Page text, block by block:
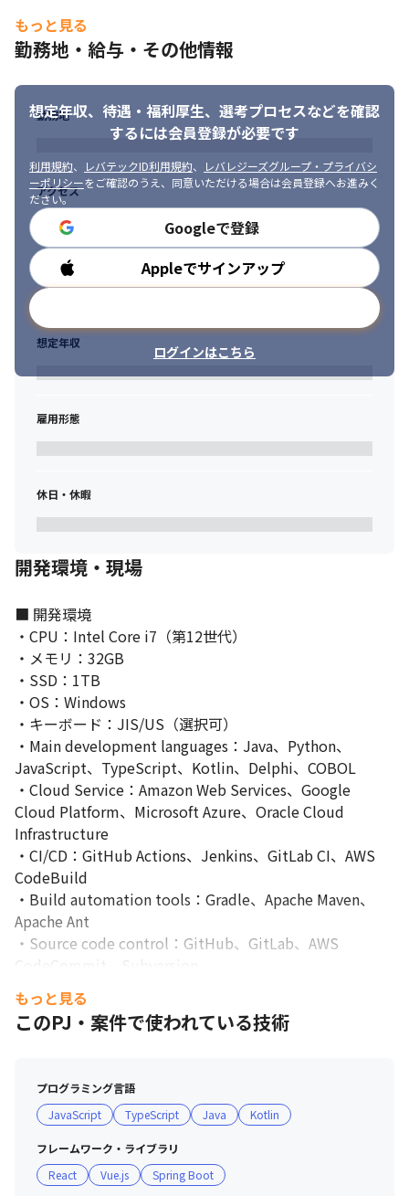
■ 募集背景
『COMPANY』は、約1,200法人グループに利用いただき、保有デ
テムです。
これまで、ERP市場人事・給与業務分野シェアNo.1（※2）、契約
継続率は98%（※3）を誇ってきましたが、今後も市場の変化に合
わせて、さまざまな角度から企業の経営戦略の実現をサポートす
るためのソリューションを提供し、さらなる進化が求められてい
ます。
人事・労務の領域は、法改正や企業固有のルールなど、非常に複
雑な業務ロジックが絡み合っているのが特徴です。私たちは、こ
れらを従来型の入力フォームだけで解決するのではなく、生成AI
などの技術をプロダクトのコア機能へ組み込む方針です。
ユーザーが自然言語で迷わず業務を完結できる次世代のHR SaaS
へと進化させるため、新たな技術領域に果敢に挑戦し、アプリケ
ーションの進化を牽引するエンジニアを募集します。
※1　2025年12月末時点の『COMPANY人事』の契約ライセンス数
合計
Market View：ERP市場2026」人事・給与業務分野）
※3　2025年度　金額ベース
もっと見る
勤務地・給与・その他情報
想定年収、待遇・福利厚生、 選考プロセスなどを確認
するには会員登録が必要です
利用規約、 レバテックID利用規約、
レバレジーズグループ・プライバシ
ーポリシーをご確認のうえ、同意いただける場合は会員登録へお進みく
ださい。
Googleで登録
Appleでサインアップ
ログインはこちら
勤務地
アクセス
勤務時間
想定年収
雇用形態
休日・休暇
開発環境・現場
■ 開発環境
・CPU：Intel Core i7（第12世代）
・メモリ：32GB
・SSD：1TB
・OS：Windows
・キーボード：JIS/US（選択可）
・Main development languages：Java、Python、
JavaScript、TypeScript、Kotlin、Delphi、COBOL
・Cloud Service：Amazon Web Services、Google
Cloud Platform、Microsoft Azure、Oracle Cloud
Infrastructure
・CI/CD：GitHub Actions、Jenkins、GitLab CI、AWS
CodeBuild
・Build automation tools：Gradle、Apache Maven、
Apache Ant
・Source code control：GitHub、GitLab、AWS
CodeCommit、Subversion
・Task management：GitHub Issues、Redmine、
JIRA、Trac
・IDE：Visual Studio Code、Eclipse、IntelliJ IDEA
・Data store：Oracle Database、PostgreSQL、
DynamoDB
・Middleware：nginx、Apache Tomcat、IBM
WebSphere
・Monitoring：CloudWatch、AppDynamics、Datadog
もっと見る
このPJ・案件で使われている技術
プログラミング言語
JavaScript
TypeScript Java Kotlin
フレームワーク・ライブラリ
React
Vue.js Spring Boot